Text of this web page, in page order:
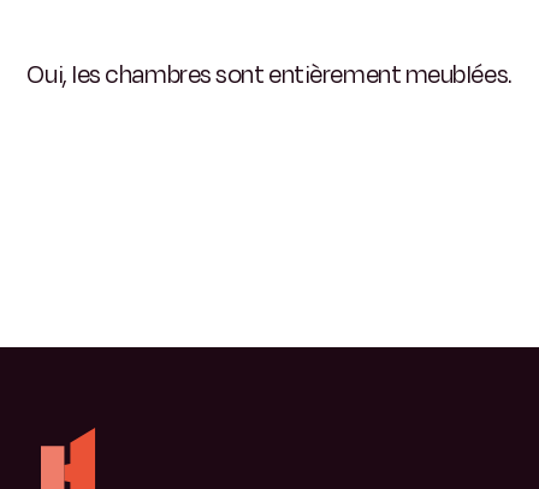
Oui, les chambres sont entièrement meublées.